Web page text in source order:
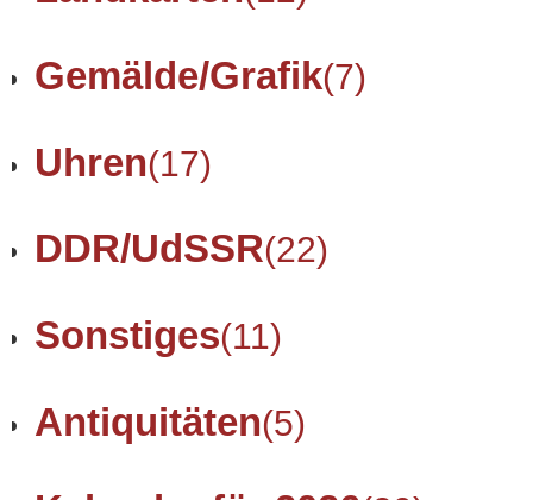
Gemälde/Grafik(7)
Uhren(17)
DDR/UdSSR(22)
Sonstiges(11)
Antiquitäten(5)